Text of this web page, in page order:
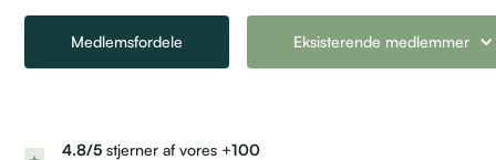
Medlemsfordele Eksisterende medlemmer
4.8/5 stjerner af vores +100